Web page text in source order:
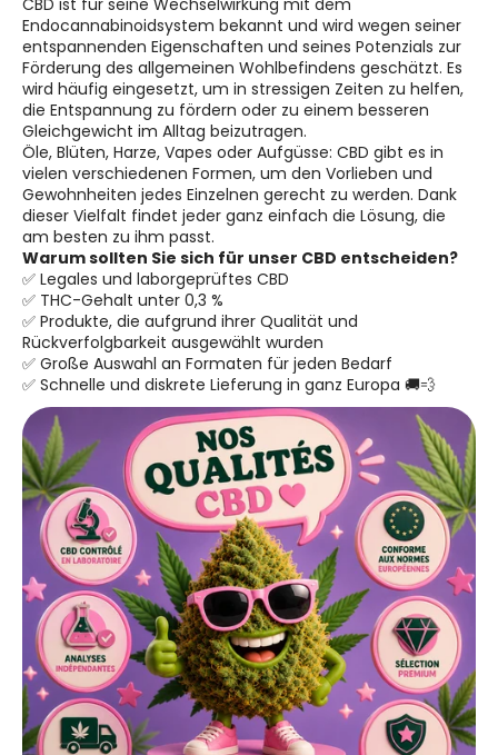
CBD ist für seine Wechselwirkung mit dem
Endocannabinoidsystem bekannt und wird wegen seiner
entspannenden Eigenschaften und seines Potenzials zur
Förderung des allgemeinen Wohlbefindens geschätzt. Es
wird häufig eingesetzt, um in stressigen Zeiten zu helfen,
die Entspannung zu fördern oder zu einem besseren
Gleichgewicht im Alltag beizutragen.
Öle, Blüten, Harze, Vapes oder Aufgüsse: CBD gibt es in
vielen verschiedenen Formen, um den Vorlieben und
Gewohnheiten jedes Einzelnen gerecht zu werden. Dank
dieser Vielfalt findet jeder ganz einfach die Lösung, die
am besten zu ihm passt.
Warum sollten Sie sich für unser CBD entscheiden?
✅ Legales und laborgeprüftes CBD
✅ THC-Gehalt unter 0,3 %
✅ Produkte, die aufgrund ihrer Qualität und
Rückverfolgbarkeit ausgewählt wurden
✅ Große Auswahl an Formaten für jeden Bedarf
✅ Schnelle und diskrete Lieferung in ganz Europa 🚚💨